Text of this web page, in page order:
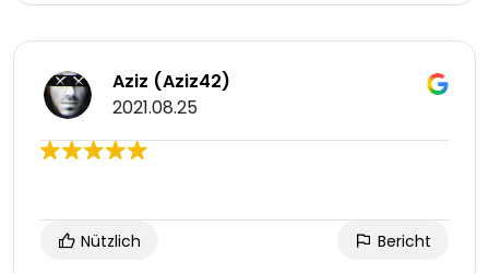
Aziz (Aziz42)
2021.08.25
Nützlich Bericht